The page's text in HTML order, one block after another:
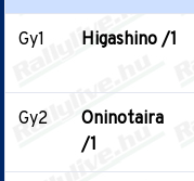
Gy1 Higashino /1
Gy2
Oninotaira
/1